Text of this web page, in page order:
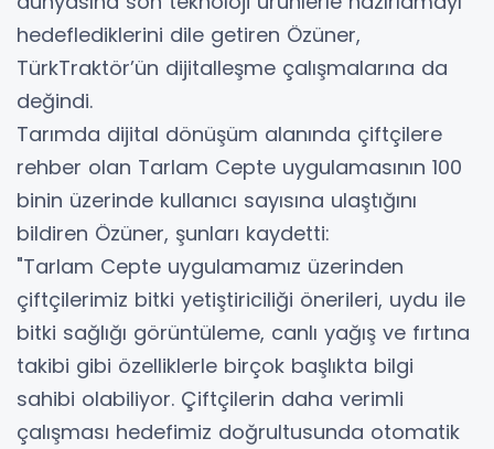
hedeflediklerini dile getiren Özüner,
TürkTraktör’ün dijitalleşme çalışmalarına da
değindi.
Tarımda dijital dönüşüm alanında çiftçilere
rehber olan Tarlam Cepte uygulamasının 100
binin üzerinde kullanıcı sayısına ulaştığını
bildiren Özüner, şunları kaydetti:
"Tarlam Cepte uygulamamız üzerinden
çiftçilerimiz bitki yetiştiriciliği önerileri, uydu ile
bitki sağlığı görüntüleme, canlı yağış ve fırtına
takibi gibi özelliklerle birçok başlıkta bilgi
sahibi olabiliyor. Çiftçilerin daha verimli
çalışması hedefimiz doğrultusunda otomatik